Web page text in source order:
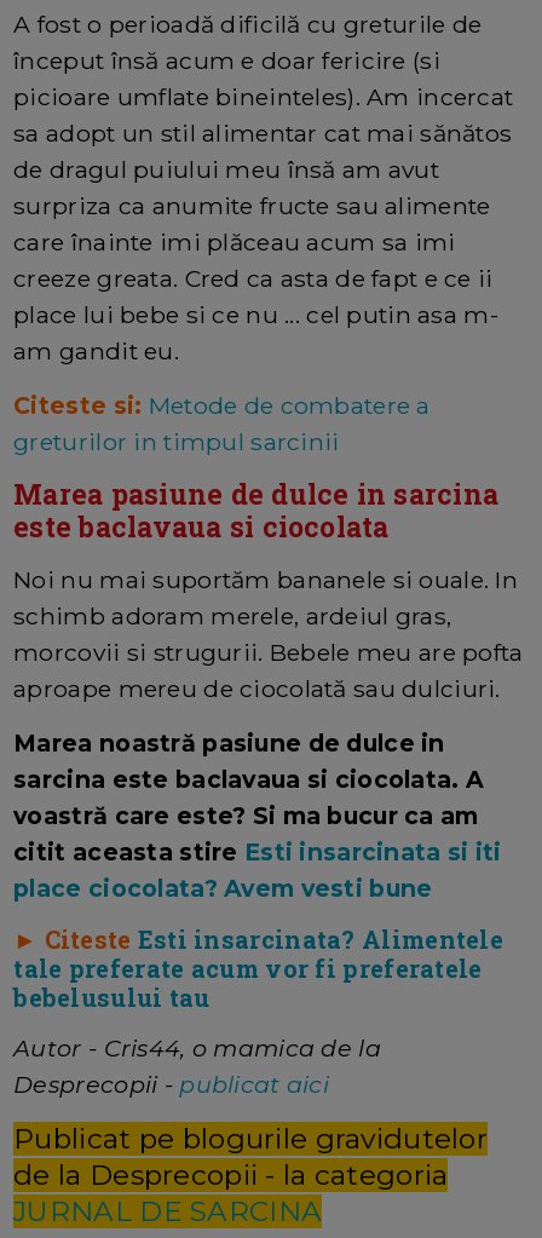
A fost o perioadă dificilă cu greturile de
început însă acum e doar fericire (si
picioare umflate bineinteles). Am incercat
sa adopt un stil alimentar cat mai sănătos
de dragul puiului meu însă am avut
surpriza ca anumite fructe sau alimente
care înainte imi plăceau acum sa imi
creeze greata. Cred ca asta de fapt e ce ii
place lui bebe si ce nu ... cel putin asa m-
am gandit eu.
Citeste si: Metode de combatere a
greturilor in timpul sarcinii
Marea pasiune de dulce in sarcina
este baclavaua si ciocolata
Noi nu mai suportăm bananele si ouale. In
schimb adoram merele, ardeiul gras,
morcovii si strugurii. Bebele meu are pofta
aproape mereu de ciocolată sau dulciuri.
Marea noastră pasiune de dulce in
sarcina este baclavaua si ciocolata. A
voastră care este? Si ma bucur ca am
citit aceasta stire Esti insarcinata si iti
place ciocolata? Avem vesti bune
► Citeste Esti insarcinata? Alimentele
tale preferate acum vor fi preferatele
bebelusului tau
Autor - Cris44, o mamica de la
Desprecopii - publicat aici
Publicat pe blogurile gravidutelor
de la Desprecopii - la categoria
JURNAL DE SARCINA